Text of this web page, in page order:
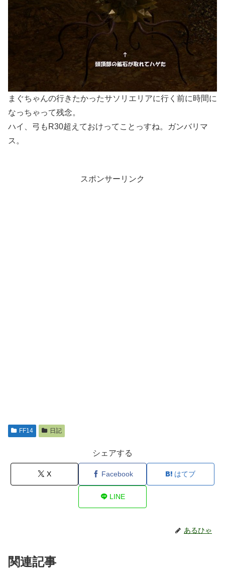
まぐちゃんの行きたかったサソリエリアに行く前に時間に
なっちゃって残念。
ハイ、弓もR30超えておけってことっすね。ガンバリマ
ス。
スポンサーリンク
FF14 日記
シェアする
X Facebook はてブ
LINE
あるひゃ
関連記事